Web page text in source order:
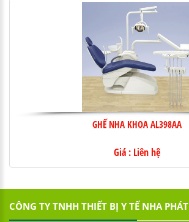
GHẾ NHA KHOA AL398AA
Giá : Liên hệ
CÔNG TY TNHH THIẾT BỊ Y TẾ NHA PHÁT